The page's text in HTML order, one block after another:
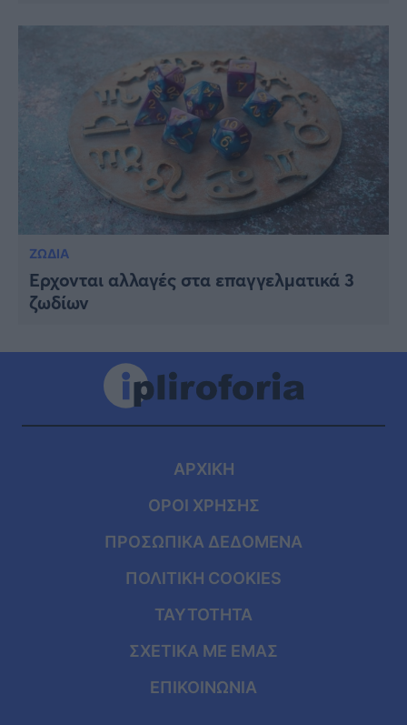
ΖΩΔΙΑ
Έρχονται αλλαγές στα επαγγελματικά 3
ζωδίων
ΑΡΧΙΚΗ
ΟΡΟΙ ΧΡΗΣΗΣ
ΠΡΟΣΩΠΙΚΑ ΔΕΔΟΜΕΝΑ
ΠΟΛΙΤΙΚΗ COOKIES
ΤΑΥΤΟΤΗΤΑ
ΣΧΕΤΙΚΑ ΜΕ ΕΜΑΣ
ΕΠΙΚΟΙΝΩΝΙΑ